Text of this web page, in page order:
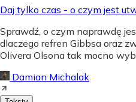
Daj tylko czas - o czym jest
Sprawdź, o czym naprawdę
dlaczego refren Gibbsa oraz
Olivera Olsona tak mocno
Damian Michalak